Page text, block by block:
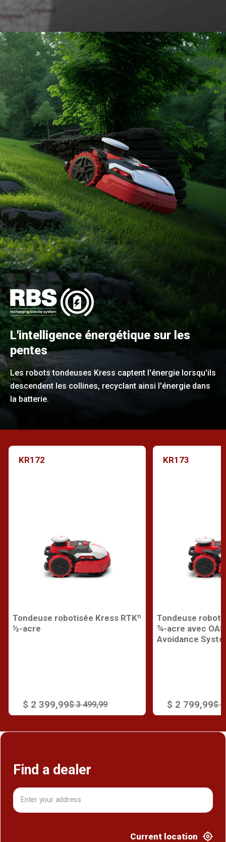
L'intelligence énergétique sur les
pentes
Les robots tondeuses Kress captent l'énergie lorsqu'ils
descendent les collines, recyclant ainsi l'énergie dans
la batterie.
KR172
Tondeuse robotisée Kress RTKⁿ
½-acre
$ 3 499,99
$ 2 399,99
KR173
Tondeuse
¾-acre avec
Avoidance
$
$ 2 799,99
Find a dealer
Current location